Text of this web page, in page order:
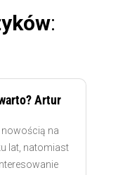
:
Artur
nowością na
lat, natomiast